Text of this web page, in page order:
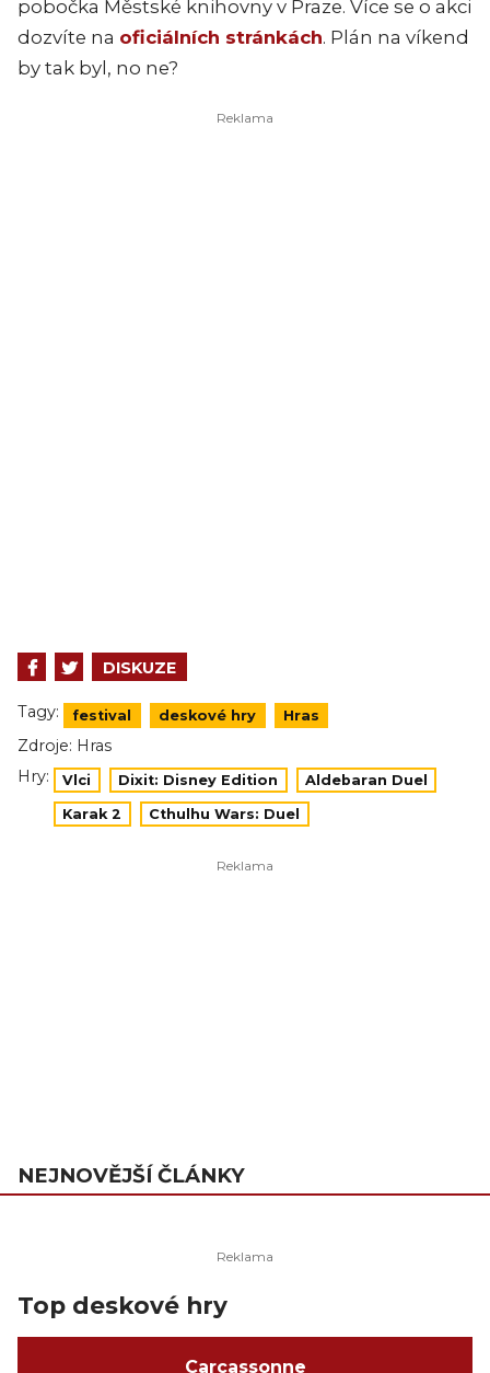
pobočka Městské knihovny v Praze. Více se o akci
dozvíte na oficiálních stránkách. Plán na víkend
by tak byl, no ne?
DISKUZE
Tagy: festival deskové hry Hras
Zdroje: Hras
Hry:
Vlci Dixit: Disney Edition Aldebaran Duel
Karak 2 Cthulhu Wars: Duel
NEJNOVĚJŠÍ ČLÁNKY
Top deskové hry
Carcassonne